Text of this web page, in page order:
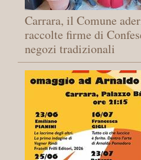
Carrara, il Comune
raccolte firme di
negozi tradizionali